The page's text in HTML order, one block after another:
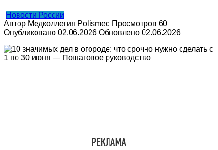
Новости России
Автор Медколлегия Polismed Просмотров 60
Опубликовано 02.06.2026 Обновлено 02.06.2026